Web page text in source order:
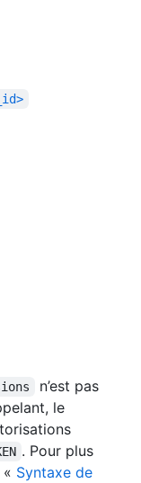
n’est pas
le
. Pour plus
Syntaxe de